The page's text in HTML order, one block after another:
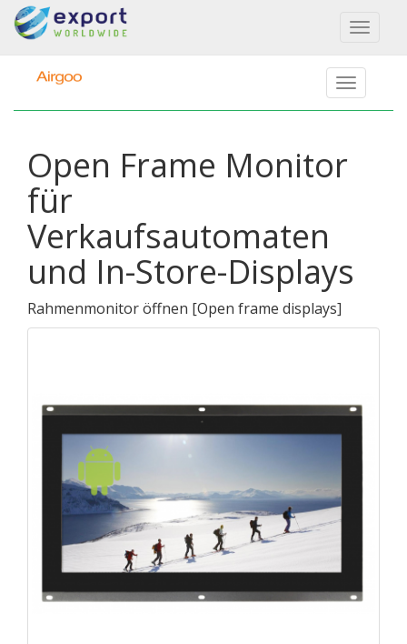
Toggle
Open Frame Monitor
für
Verkaufsautomaten
und In-Store-Displays
Rahmenmonitor öffnen [Open frame displays]